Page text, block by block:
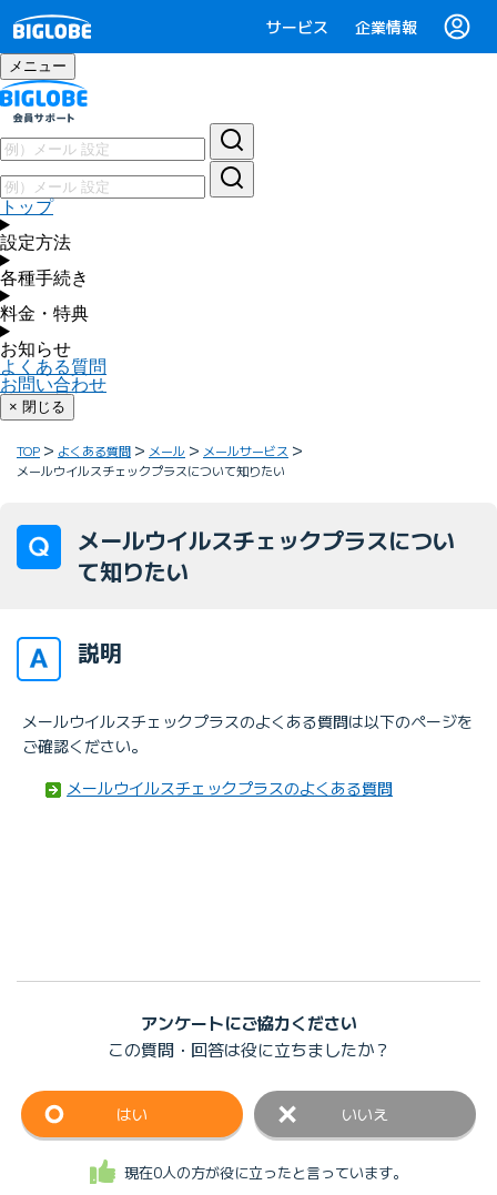
サービス 企業情報
メニュー
トップ
設定方法
各種手続き
料金・特典
お知らせ
よくある質問
お問い合わせ
× 閉じる
TOP よくある質問 メール
メールサービス
メールウイルスチェックプラスについて知りたい
メールウイルスチェックプラスについ
て知りたい
説明
メールウイルスチェックプラスのよくある質問は以下のページを
ご確認ください。
メールウイルスチェックプラスのよくある質問
アンケートにご協力ください
この質問・回答は役に立ちましたか？
はい いいえ
現在0人の方が役に立ったと言っています。